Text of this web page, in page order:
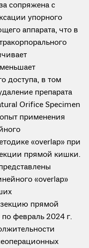
сопряжена с
упорного
аппарата, что в
доступа, в том
препарата
Orifice Specimen
применения
«overlap» при
прямой кишки.
«overlap»
прямой
февраль 2024 г.